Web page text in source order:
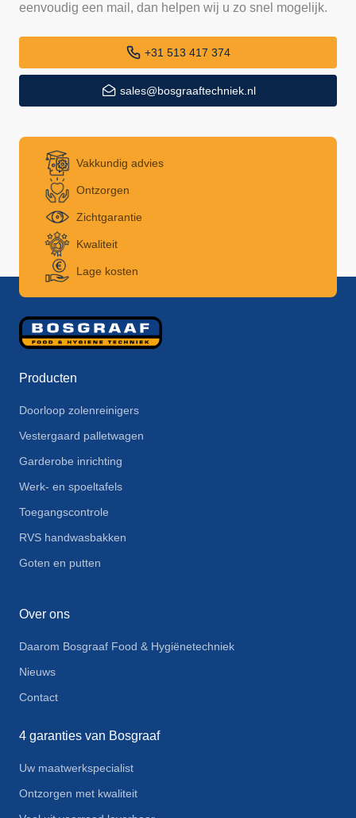
eenvoudig een mail, dan helpen wij u zo snel mogelijk.
+31 513 417 374
sales@bosgraaftechniek.nl
Vakkundig advies
Ontzorgen
Zichtgarantie
Kwaliteit
Lage kosten
Producten
Doorloop zolenreinigers
Vestergaard palletwagen
Garderobe inrichting
Werk- en spoeltafels
Toegangscontrole
RVS handwasbakken
Goten en putten
Over ons
Daarom Bosgraaf Food & Hygiënetechniek
Nieuws
Contact
4 garanties van Bosgraaf
Uw maatwerkspecialist
Ontzorgen met kwaliteit